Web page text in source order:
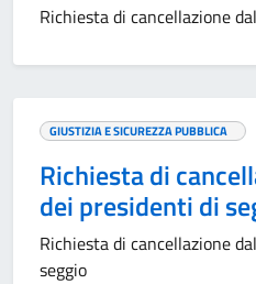
Richiesta di cancellazione
GIUSTIZIA E SICUREZZA PUBBLICA
Richiesta di
dei presidenti di
Richiesta di cancellazione
seggio